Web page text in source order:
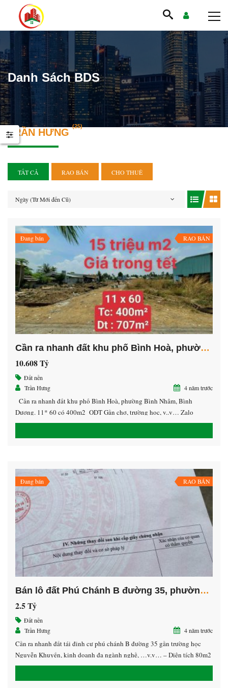
Danh Sách BDS
TRẦN HƯNG
(25)
TẤT CẢ RAO BÁN CHO THUÊ
Ngày (Từ Mới đến Cũ)
Đang bán RAO BÁN
Cần ra nhanh đất khu phố Bình Hoà, phường Bình Nhâm, Bình Dương
10.608 Tỷ
Đất nền
Trần Hưng
4 năm trước
Cần ra nhanh đất khu phố Bình Hoà, phường Bình Nhâm, Bình
Dương. 11* 60 có 400m2 ODT Gần chợ, trường học, v..v… Zalo
0938532572 Hưng
Đang bán RAO BÁN
Bán lô đất Phú Chánh B đường 35, phường Hòa Phú, Thành Phố Mới, Bình Dương
2.5 Tỷ
Đất nền
Trần Hưng
4 năm trước
Cần ra nhanh đất tái đinh cư phú chánh B đường 35 gần trường học
Nguyễn Khuyến, kinh doanh đa ngành nghề, …v.v… – Diện tích 80m2
– Giá 2,5 tỷ – Hướng Đông Bắc Liên hệ: 0938.532.572 Hưng GC
6.8 Tỷ
CĂN HỘ CAO CẤP HAPPY ONE CENTRAL BÌNH DƯƠNG